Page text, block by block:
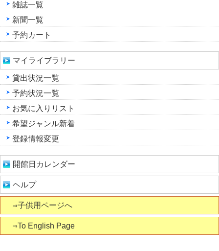
雑誌一覧
新聞一覧
予約カート
マイライブラリー
貸出状況一覧
予約状況一覧
お気に入りリスト
希望ジャンル新着
登録情報変更
開館日カレンダー
ヘルプ
⇒子供用ページへ
⇒To English Page